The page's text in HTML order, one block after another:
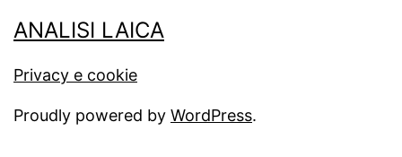
ANALISI LAICA
Privacy e cookie
Proudly powered by WordPress.